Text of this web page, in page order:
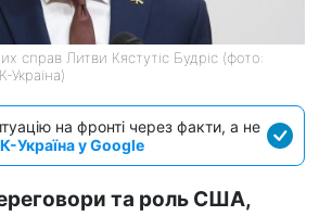
справ Литви Кястутіс Будріс (фото:
Україна)
на фронті через факти, а не
Україна у Google
та роль США,